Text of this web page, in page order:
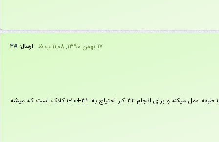
ارسال: #۳ ۱۷ بهمن ۱۳۹۰, ۱۱:۰۸ ب.ظ
دکتر اجلالی سر کلاس گفتند که این جمع کننده‌ی CSA مثل پایپ لاین ۱۰ طبقه عمل میکنه و برای انجام ۳۲ کار احتیاج به ۳۲+۱۰-۱ کلاک است که میشه